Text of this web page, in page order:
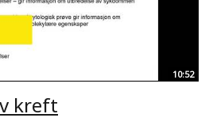
10:52
kreft